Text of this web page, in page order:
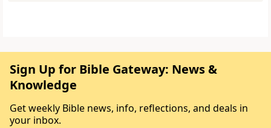
Sign Up for Bible Gateway: News &
Knowledge
Get weekly Bible news, info, reflections, and deals in
your inbox.